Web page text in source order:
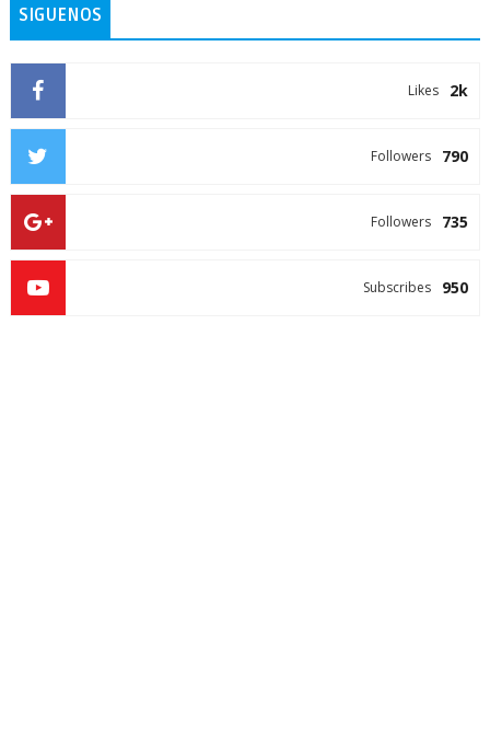
SIGUENOS
2k
Likes
790
Followers
735
Followers
950
Subscribes